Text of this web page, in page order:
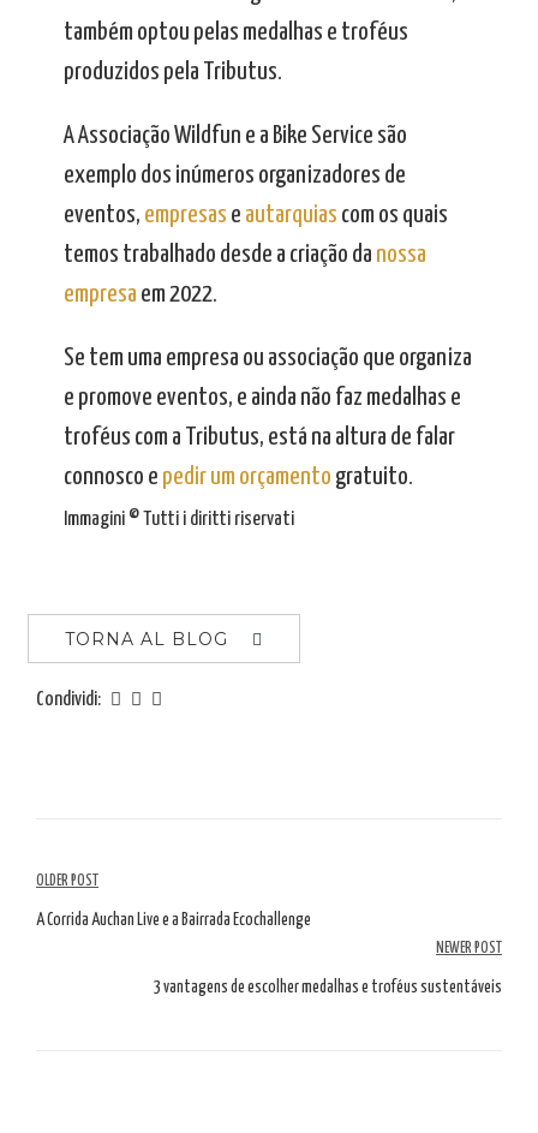
também optou pelas medalhas e troféus
produzidos pela Tributus.
A Associação Wildfun e a Bike Service são
exemplo dos inúmeros organizadores de
eventos, empresas e autarquias com os quais
temos trabalhado desde a criação da nossa
empresa em 2022.
Se tem uma empresa ou associação que organiza
e promove eventos, e ainda não faz medalhas e
troféus com a Tributus, está na altura de falar
connosco e pedir um orçamento gratuito.
Immagini © Tutti i diritti riservati
TORNA AL BLOG
Condividi:
Navigazione
tra
OLDER POST
A Corrida Auchan Live e a Bairrada Ecochallenge
NEWER POST
3 vantagens de escolher medalhas e troféus sustentáveis